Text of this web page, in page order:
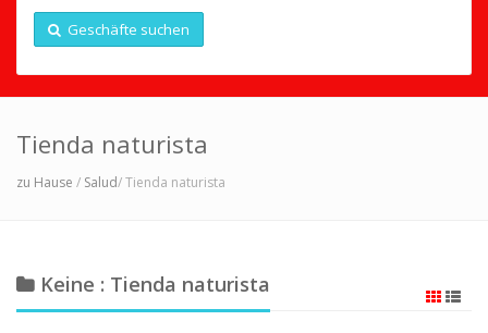
Geschäfte suchen
Tienda naturista
zu Hause / Salud/ Tienda naturista
Keine : Tienda naturista